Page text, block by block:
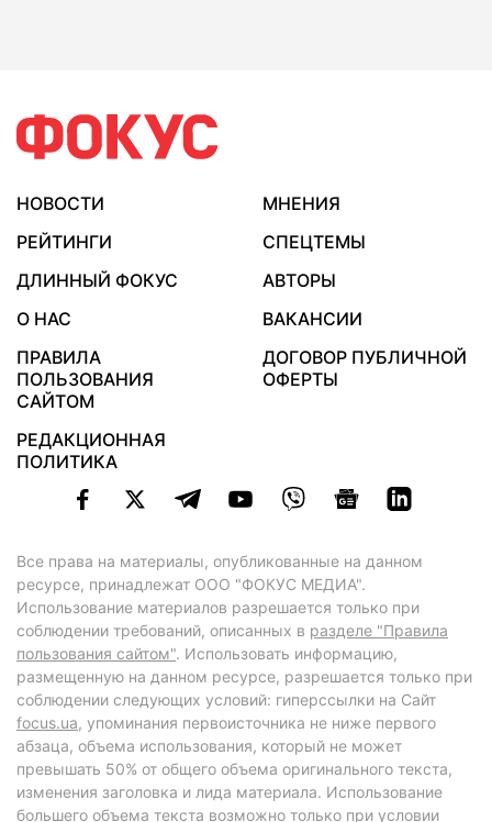
НОВОСТИ
МНЕНИЯ
РЕЙТИНГИ
СПЕЦТЕМЫ
ДЛИННЫЙ ФОКУС
АВТОРЫ
О НАС
ВАКАНСИИ
ПРАВИЛА
ПОЛЬЗОВАНИЯ
САЙТОМ
ДОГОВОР ПУБЛИЧНОЙ
ОФЕРТЫ
РЕДАКЦИОННАЯ
ПОЛИТИКА
Все права на материалы, опубликованные на данном
ресурсе, принадлежат ООО "ФОКУС МЕДИА".
Использование материалов разрешается только при
соблюдении требований, описанных в разделе "Правила
пользования сайтом". Использовать информацию,
размещенную на данном ресурсе, разрешается только при
соблюдении следующих условий: гиперссылки на Сайт
focus.ua, упоминания первоисточника не ниже первого
абзаца, объема использования, который не может
превышать 50% от общего объема оригинального текста,
изменения заголовка и лида материала. Использование
большего объема текста возможно только при условии